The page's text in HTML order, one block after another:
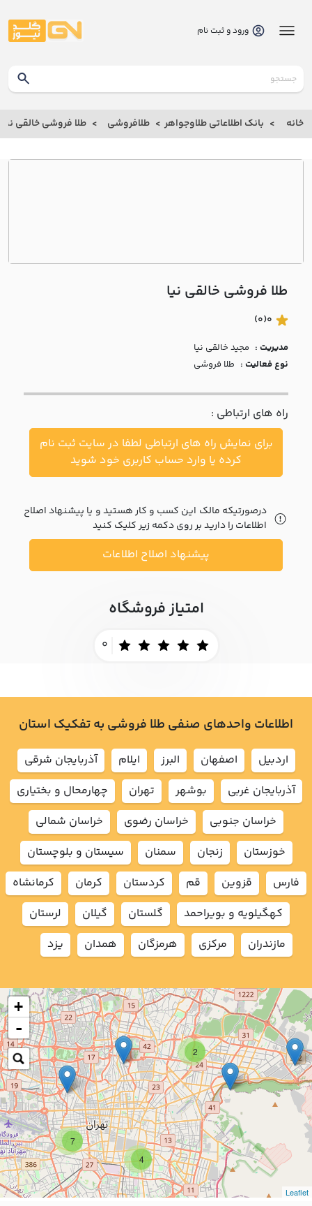
بانک
بانک
اطلاعاتی
درباره
با ما
مقالات
اخبار
پرسش
متداول
خواست
ورود و ثبت نام
خانه بانک اطلاعاتی طلاوجواهر طلافروشی طلا فروشی خالقي نيا
طلا فروشی خالقي نيا
0
(0)
مدیریت : مجيد خالقي نيا
نوع فعالیت : طلا فروشی
راه های ارتباطی :
برای نمایش راه های ارتباطی لطفا در سایت ثبت نام
کرده یا وارد حساب کاربری خود شوید
درصورتیکه مالک این کسب و کار هستید و یا پیشنهاد اصلاح
اطلاعات را دارید بر روی دکمه زیر کلیک کنید
پیشنهاد اصلاح اطلاعات
امتیاز فروشگاه
0
7
2
4
+
-
Leaflet
اطلاعات واحدهای صنفی طلا فروشی به تفکیک استان
اردبيل اصفهان البرز ايلام
آذربايجان شرقي
آذربايجان غربي
بوشهر تهران
چهارمحال و بختياري
خراسان جنوبي
خراسان رضوي
خراسان شمالي
خوزستان
زنجان سمنان
سيستان و بلوچستان
فارس
قزوين قم كردستان كرمان
كرمانشاه
كهگيلويه و بويراحمد
گلستان گيلان
لرستان
مازندران
مركزي هرمزگان همدان يزد